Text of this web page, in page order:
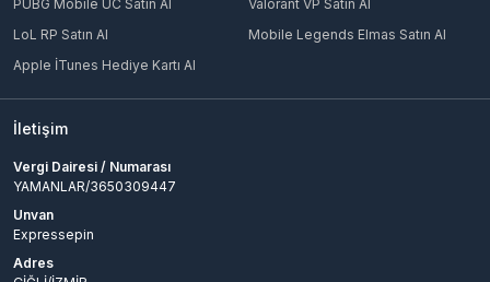
PUBG Mobile UC Satın Al
Valorant VP Satın Al
LoL RP Satın Al
Mobile Legends Elmas Satın Al
Apple İTunes Hediye Kartı Al
İletişim
Vergi Dairesi / Numarası
YAMANLAR/3650309447
Unvan
Expressepin
Adres